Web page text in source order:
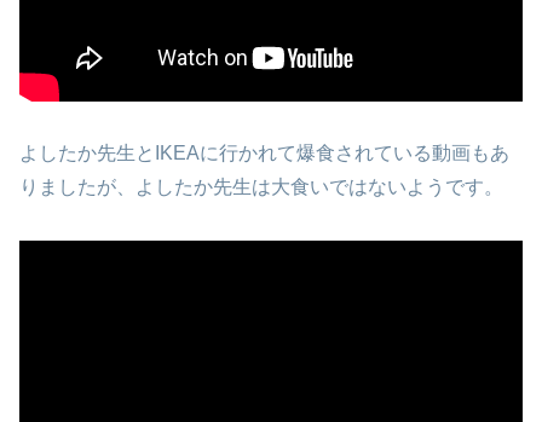
よしたか先生とIKEAに行かれて爆食されている動画もあ
りましたが、よしたか先生は大食いではないようです。